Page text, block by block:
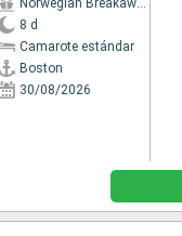
Norwegian Breakaway
8 d
Camarote estándar
Boston
30/08/2026